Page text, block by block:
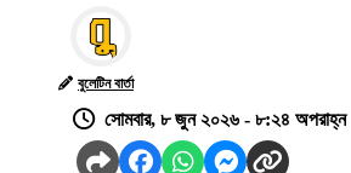
বুলেটিন বার্তা
সোমবার, ৮ জুন ২০২৬ - ৮:২৪ অপরাহ্ন